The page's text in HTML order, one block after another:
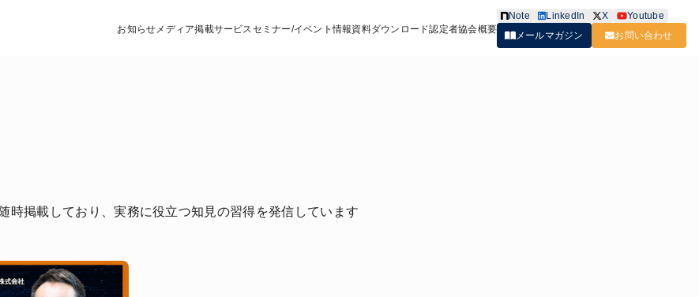
お知らせ メディア掲載サービス セミナー/イベント情報資料ダウンロード認定者協会概要
Note LinkedIn X
Youtube
メールマガジン
お問い合わせ
掲載しており、実務に役立つ知見の習得を発信しています